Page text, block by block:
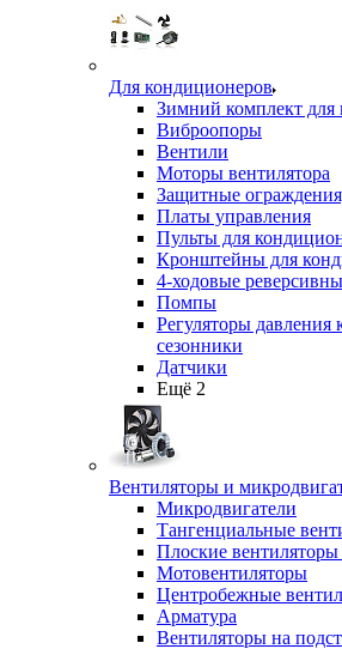
Для кондиционеров
Зимний комплект для
Виброопоры
Вентили
Моторы вентилятора
Защитные
Платы управления
Пульты для
Кронштейны для
4-ходовые
Помпы
Регуляторы давления
сезонники
Датчики
Ещё 2
Вентиляторы и
Микродвигатели
Тангенциальные
Плоские
Мотовентиляторы
Центробежные
Арматура
Вентиляторы на